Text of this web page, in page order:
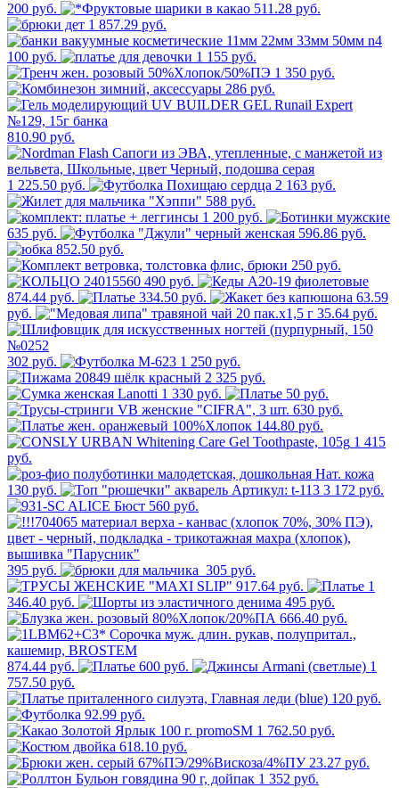
200 руб.
511.28 руб.
1 857.29 руб.
100 руб.
1 155 руб.
1 350 руб.
286 руб.
810.90 руб.
1 225.50 руб.
2 163 руб.
588 руб.
1 200 руб.
635 руб.
596.86 руб.
852.50 руб.
250 руб.
490 руб.
874.44 руб.
334.50 руб.
63.59
руб.
35.64 руб.
302 руб.
1 250 руб.
2 325 руб.
1 330 руб.
50 руб.
630 руб.
144.80 руб.
1 415
руб.
130 руб.
3 172 руб.
560 руб.
395 руб.
305 руб.
917.64 руб.
1
346.40 руб.
495 руб.
666.40 руб.
874.44 руб. 600 руб.
1
757.50 руб.
120 руб.
92.99 руб.
1 762.50 руб.
618.10 руб.
23.27 руб.
1 352 руб.